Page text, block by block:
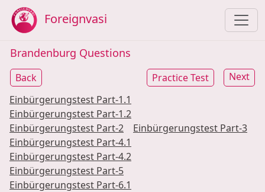
Foreignvasi
Brandenburg Questions
Back Practice Test
Next
Einbürgerungstest Part-1.1
Einbürgerungstest Part-1.2
Einbürgerungstest Part-2 Einbürgerungstest Part-3
Einbürgerungstest Part-4.1
Einbürgerungstest Part-4.2
Einbürgerungstest Part-5
Einbürgerungstest Part-6.1